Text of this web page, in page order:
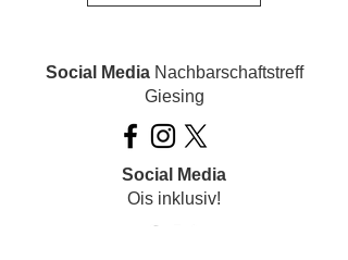
Social MediaNachbarschaftstreff
Giesing
Social Media
Ois inklusiv!